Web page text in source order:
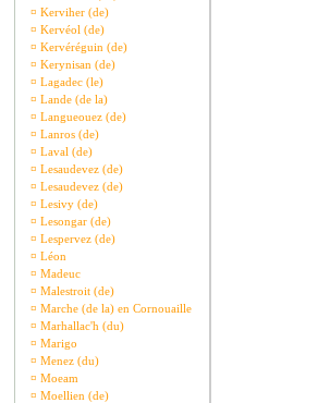
¤ Kerviher (de)
¤ Kervéol (de)
¤ Kervéréguin (de)
¤ Kerynisan (de)
¤ Lagadec (le)
¤ Lande (de la)
¤ Langueouez (de)
¤ Lanros (de)
¤ Laval (de)
¤ Lesaudevez (de)
¤ Lesaudevez (de)
¤ Lesivy (de)
¤ Lesongar (de)
¤ Lespervez (de)
¤ Léon
¤ Madeuc
¤ Malestroit (de)
¤ Marche (de la) en Cornouaille
¤ Marhallac'h (du)
¤ Marigo
¤ Menez (du)
¤ Moeam
¤ Moellien (de)